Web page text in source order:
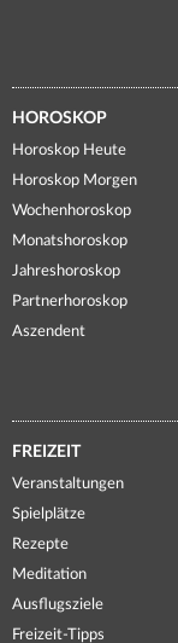
HOROSKOP
Horoskop Heute
Horoskop Morgen
Wochenhoroskop
Monatshoroskop
Jahreshoroskop
Partnerhoroskop
Aszendent
FREIZEIT
Veranstaltungen
Spielplätze
Rezepte
Meditation
Ausflugsziele
Freizeit-Tipps